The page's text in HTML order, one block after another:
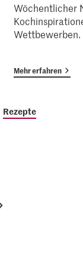
Wöchentlicher
Wettbewerben.
Mehr erfahren
Rezepte